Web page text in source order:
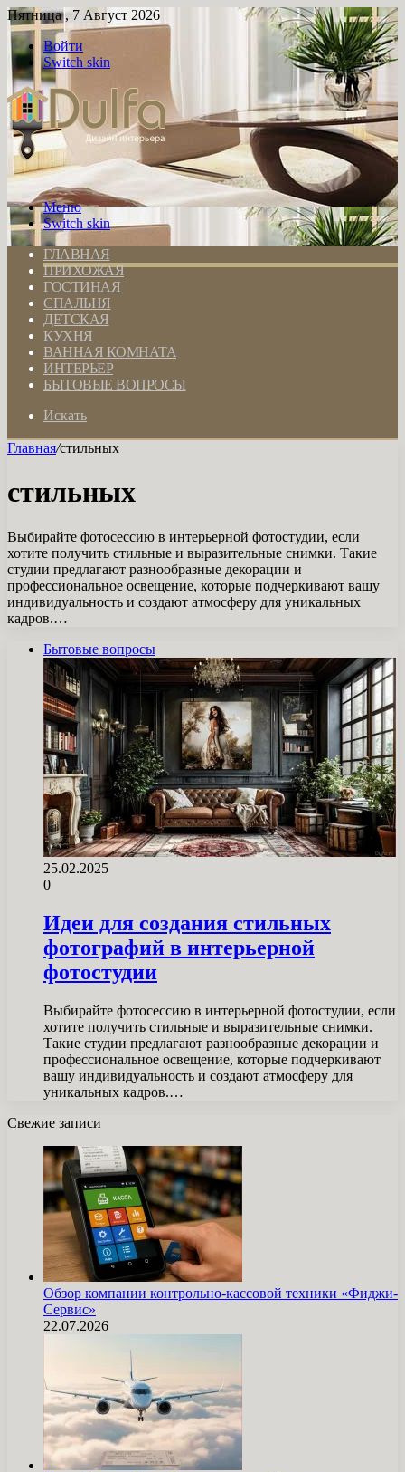
Пятница , 7 Август 2026
Войти
Switch skin
Меню
Switch skin
ГЛАВНАЯ
ПРИХОЖАЯ
ГОСТИНАЯ
СПАЛЬНЯ
ДЕТСКАЯ
КУХНЯ
ВАННАЯ КОМНАТА
ИНТЕРЬЕР
БЫТОВЫЕ ВОПРОСЫ
Искать
Главная/стильных
стильных
Выбирайте фотосессию в интерьерной фотостудии, если
хотите получить стильные и выразительные снимки. Такие
студии предлагают разнообразные декорации и
профессиональное освещение, которые подчеркивают вашу
индивидуальность и создают атмосферу для уникальных
кадров.…
Бытовые вопросы
25.02.2025
0
Идеи для создания стильных
фотографий в интерьерной
фотостудии
Выбирайте фотосессию в интерьерной фотостудии, если
хотите получить стильные и выразительные снимки.
Такие студии предлагают разнообразные декорации и
профессиональное освещение, которые подчеркивают
вашу индивидуальность и создают атмосферу для
уникальных кадров.…
Свежие записи
Обзор компании контрольно-кассовой техники «Фиджи-
Сервис»
22.07.2026